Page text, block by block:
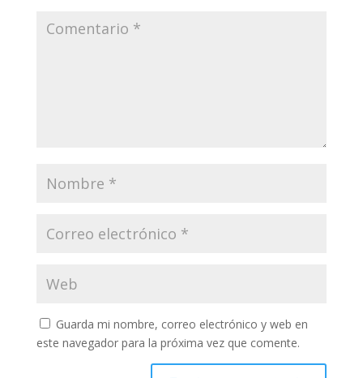
Guarda mi nombre, correo electrónico y web en
este navegador para la próxima vez que comente.